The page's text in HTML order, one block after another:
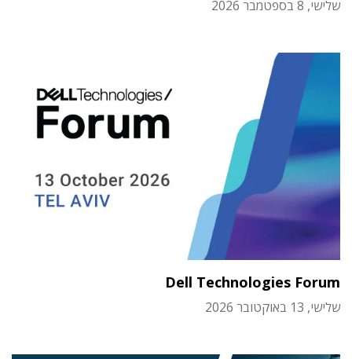
שלישי, 8 בספטמבר 2026
Dell Technologies Forum
שלישי, 13 באוקטובר 2026